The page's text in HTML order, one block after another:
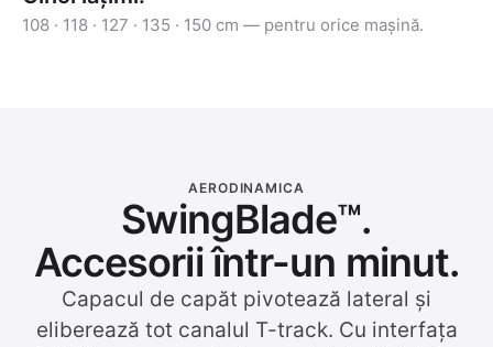
108 · 118 · 127 · 135 · 150 cm — pentru orice mașină.
AERODINAMICA
SwingBlade™.
Accesorii într-un minut.
Capacul de capăt pivotează lateral și
eliberează tot canalul T-track. Cu interfața